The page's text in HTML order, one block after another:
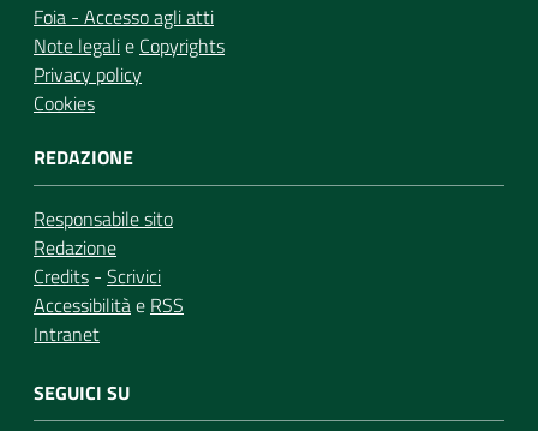
Foia - Accesso agli atti
Note legalie Copyrights
Privacy policy
Cookies
REDAZIONE
Responsabile sito
Redazione
Credits - Scrivici
Accessibilitàe RSS
Intranet
SEGUICI SU